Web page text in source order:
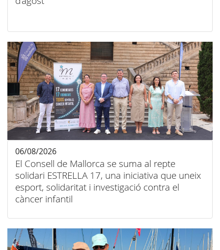
El Consell de Mallorca se suma al repte
solidari ESTRELLA 17, una iniciativa que uneix
esport, solidaritat i investigació contra el
càncer infantil
06/08/2026